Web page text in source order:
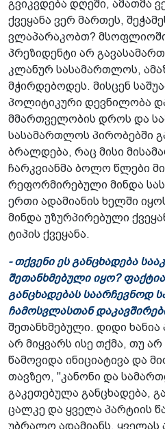
გვიკვდება დღეში, ამათმა
ქვეყანა ვერ მართეს,
ვლაპარაკობთ?
პრეზიდენტი არ
კლანურ სასამართლოს,
მჭირდებოდეს. მისცენ
პოლიტიკური დევნილობა
მმართველობის დროს და
სასამართლოს პირობებში
ბრალდება, რაც მისი
ჩარკვიანმა ბოლო წლები
რეფორმირებული მინდა
ერთი ადამიანის ხელში
მინდა უზურპირებული
ტიპის ქვეყანა.
- თქვენი ეს განცხადება
შეთანხმებული იყო?
განცხადებას საარჩევნოდ
ჩამოსვლასთან
შეთანხმებული. დიდი ხანია
არ მიყვარს ისე თქმა, თუ
წამოვიდა ინიციატივა და
თავზეო, "კანონი და
გაკეთებულა განცხადება,
ცალკე და ყველა პარტიის
უბრალო ადამიანს, ყველას